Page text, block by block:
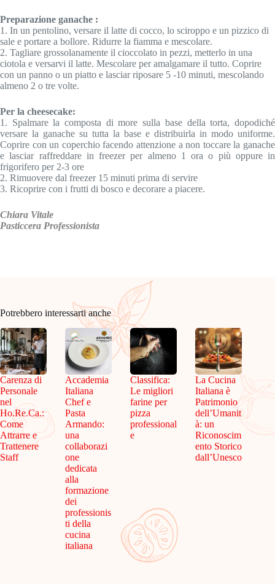
Preparazione ganache :
1. In un pentolino, versare il latte di cocco, lo sciroppo e un pizzico di
sale e portare a bollore. Ridurre la fiamma e mescolare.
2. Tagliare grossolanamente il cioccolato in pezzi, metterlo in una
ciotola e versarvi il latte. Mescolare per amalgamare il tutto. Coprire
con un panno o un piatto e lasciar riposare 5 ‐10 minuti, mescolando
almeno 2 o tre volte.
Per la cheesecake:
1. Spalmare la composta di more sulla base della torta, dopodiché
versare la ganache su tutta la base e distribuirla in modo uniforme.
Coprire con un coperchio facendo attenzione a non toccare la ganache
e lasciar raffreddare in freezer per almeno 1 ora o più oppure in
frigorifero per 2‐3 ore
2. Rimuovere dal freezer 15 minuti prima di servire
3. Ricoprire con i frutti di bosco e decorare a piacere.
Chiara Vitale
Pasticcera Professionista
Potrebbero interessarti anche
Carenza di
Personale
nel
Ho.Re.Ca.:
Come
Attrarre e
Trattenere
Staff
Accademia
Italiana
Chef e
Pasta
Armando:
una
collaborazi
one
dedicata
alla
formazione
dei
professionis
ti della
cucina
italiana
Classifica:
Le migliori
farine per
pizza
professional
e
La Cucina
Italiana è
Patrimonio
dell’Umanit
à: un
Riconoscim
ento Storico
dall’Unesco